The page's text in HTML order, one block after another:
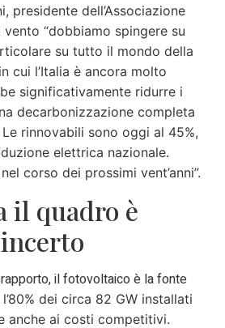
presidente dell’Associazione
“dobbiamo spingere su
su tutto il mondo della
cui l’Italia è ancora molto
significativamente ridurre i
decarbonizzazione completa
rinnovabili sono oggi al 45%,
elettrica nazionale.
corso dei prossimi vent’anni”.
il quadro è
il fotovoltaico è la fonte
dei circa 82 GW installati
anche ai costi competitivi.